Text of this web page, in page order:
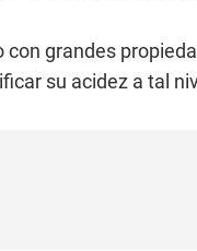
con grandes
su acidez a tal